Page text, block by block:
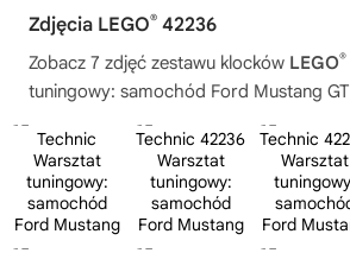
Zdjęcia LEGO® 42236
Zobacz 7 zdjęć zestawu klocków LEGO®
tuningowy: samochód Ford Mustang GT